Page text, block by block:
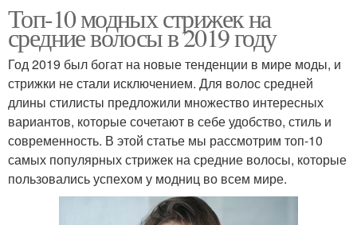
Топ-10 модных стрижек на
средние волосы в 2019 году
Год 2019 был богат на новые тенденции в мире моды, и
стрижки не стали исключением. Для волос средней
длины стилисты предложили множество интересных
вариантов, которые сочетают в себе удобство, стиль и
современность. В этой статье мы рассмотрим топ-10
самых популярных стрижек на средние волосы, которые
пользовались успехом у модниц во всем мире.